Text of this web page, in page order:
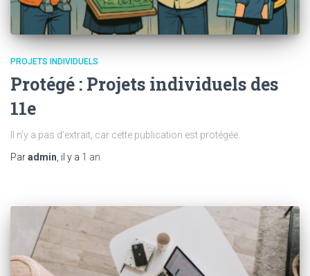
PROJETS INDIVIDUELS
Protégé : Projets individuels des
11e
Il n’y a pas d’extrait, car cette publication est protégée.
Paradmin, il y a 1 an